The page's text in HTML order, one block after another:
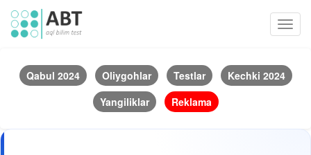
Qabul 2024 Oliygohlar Testlar
Kechki 2024
Yangiliklar
Reklama